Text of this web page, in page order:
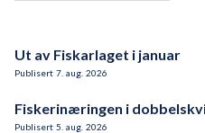
Ut av Fiskarlaget i januar
Publisert 7 aug. 2026
Fiskerinæringen i
Publisert 5 aug. 2026